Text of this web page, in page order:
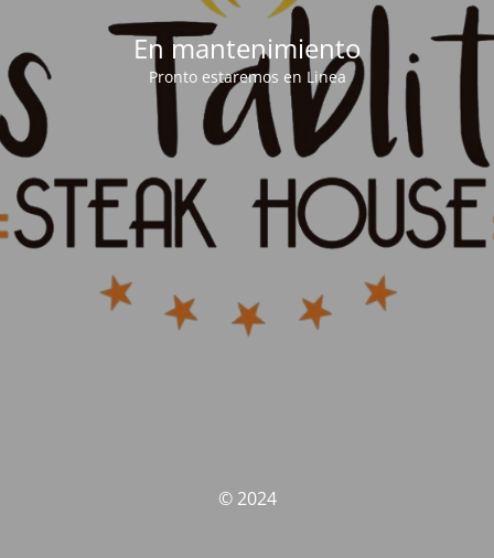
En mantenimiento
Pronto estaremos en Linea
© 2024